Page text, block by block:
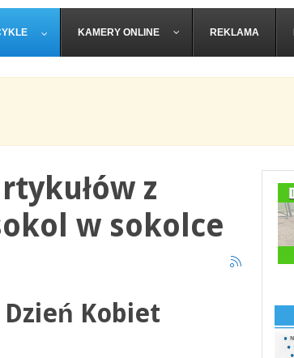
KAMERY ONLINE REKLAMA
z
w sokolce
Kobiet